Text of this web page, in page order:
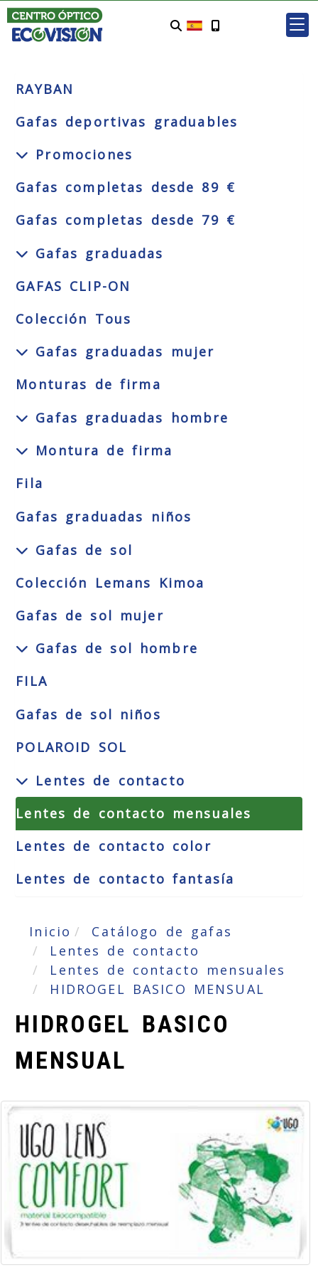
RAYBAN
Gafas deportivas graduables
Promociones
Gafas completas desde 89 €
Gafas completas desde 79 €
Gafas graduadas
GAFAS CLIP-ON
Colección Tous
Gafas graduadas mujer
Monturas de firma
Gafas graduadas hombre
Montura de firma
Fila
Gafas graduadas niños
Gafas de sol
Colección Lemans Kimoa
Gafas de sol mujer
Gafas de sol hombre
FILA
Gafas de sol niños
POLAROID SOL
Lentes de contacto
Lentes de contacto mensuales
Lentes de contacto color
Lentes de contacto fantasía
Inicio
Catálogo de gafas
Lentes de contacto
Lentes de contacto mensuales
HIDROGEL BASICO MENSUAL
HIDROGEL BASICO
MENSUAL